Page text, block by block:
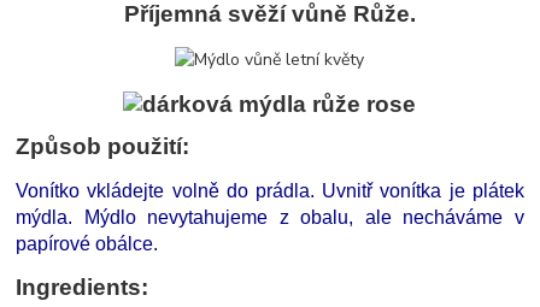
Příjemná svěží vůně Růže.
Způsob použití:
Vonítko vkládejte volně do prádla. Uvnitř vonítka je plátek
mýdla. Mýdlo nevytahujeme z obalu, ale necháváme v
papírové obálce.
Ingredients: